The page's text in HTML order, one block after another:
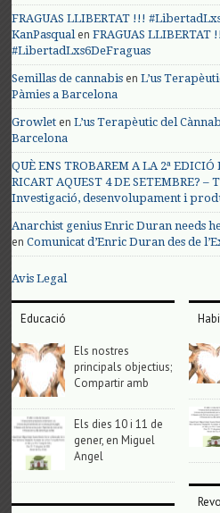
FRAGUAS LLIBERTAT !!!
KanPasqualenFRAGUAS LLIBERTAT
#LibertadLxs6DeFraguas
Semillas de cannabis enL’us
Pàmies a Barcelona
Growlet enL’us Terapèutic del
Barcelona
QUÈ ENS TROBAREM A LA 2ª EDICIÓ
RICART AQUEST 4 DE SETEMBRE?
Investigació, desenvolupament i
Anarchist genius Enric Duran needs
enComunicat d’Enric Duran des de
Avis Legal
Educació
Els nostres
principals objectius;
Compartir amb
Els dies 10 i 11 de
gener, en Miguel
Angel